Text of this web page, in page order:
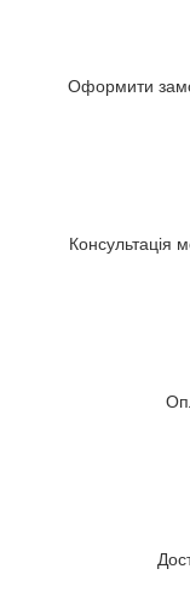
Оформити
Консультація